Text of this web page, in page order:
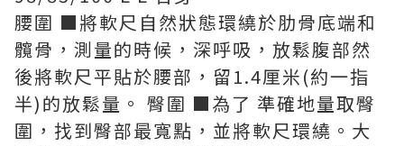
腰圍 ■將軟尺自然狀態環繞於肋骨底端和
髖骨，測量的時候，深呼吸，放鬆腹部然
後將軟尺平貼於腰部，留1.4厘米(約一指
半)的放鬆量。 臀圍 ■為了 準確地量取臀
圍，找到臀部最寬點，並將軟尺環繞。大